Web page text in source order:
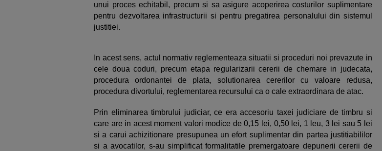
unui proces echitabil, precum si sa asigure acoperirea costurilor suplimentare
pentru dezvoltarea infrastructurii si pentru pregatirea personalului din sistemul
justitiei.
In acest sens, actul normativ reglementeaza situatii si proceduri noi prevazute in
cele doua coduri, precum etapa regularizarii cererii de chemare in judecata,
procedura ordonantei de plata, solutionarea cererilor cu valoare redusa,
procedura divortului, reglementarea recursului ca o cale extraordinara de atac.
Prin eliminarea timbrului judiciar, ce era accesoriu taxei judiciare de timbru si
care are in acest moment valori modice de 0,15 lei, 0,50 lei, 1 leu, 3 lei sau 5 lei
si a carui achizitionare presupunea un efort suplimentar din partea justitiabililor
si a avocatilor, s-au simplificat formalitatile premergatoare depunerii cererii de